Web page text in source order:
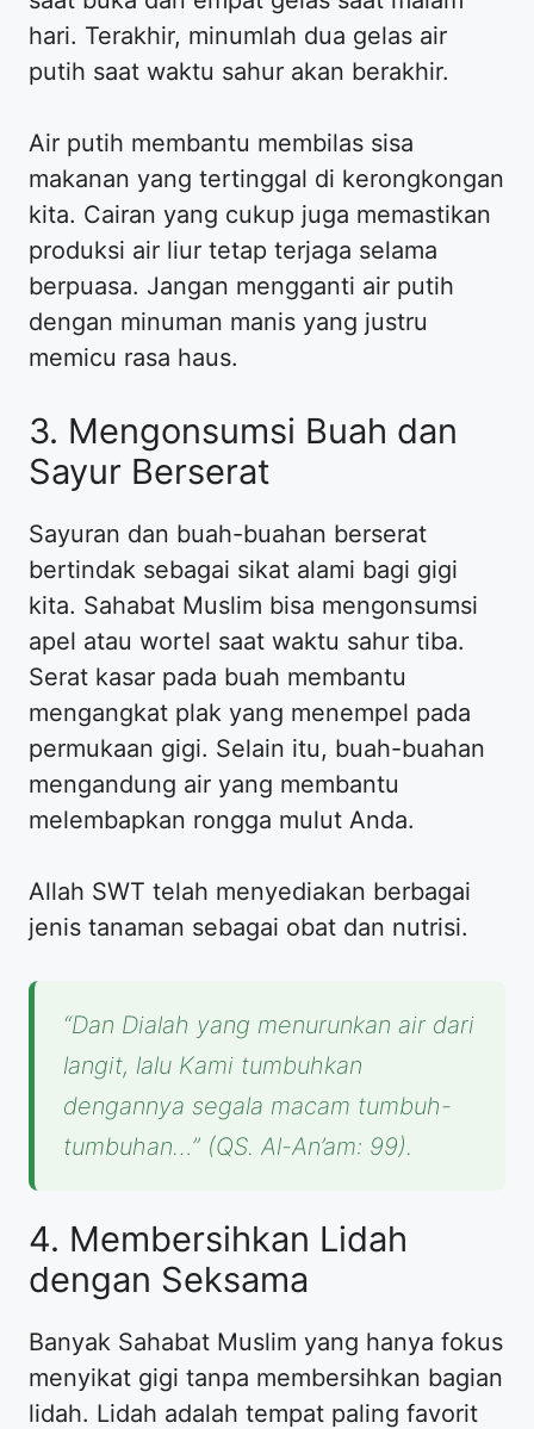
hari. Terakhir, minumlah dua gelas air
putih saat waktu sahur akan berakhir.
Air putih membantu membilas sisa
makanan yang tertinggal di kerongkongan
kita. Cairan yang cukup juga memastikan
produksi air liur tetap terjaga selama
berpuasa. Jangan mengganti air putih
dengan minuman manis yang justru
memicu rasa haus.
3. Mengonsumsi Buah dan
Sayur Berserat
Sayuran dan buah-buahan berserat
bertindak sebagai sikat alami bagi gigi
kita. Sahabat Muslim bisa mengonsumsi
apel atau wortel saat waktu sahur tiba.
Serat kasar pada buah membantu
mengangkat plak yang menempel pada
permukaan gigi. Selain itu, buah-buahan
mengandung air yang membantu
melembapkan rongga mulut Anda.
Allah SWT telah menyediakan berbagai
jenis tanaman sebagai obat dan nutrisi.
“Dan Dialah yang menurunkan air dari
langit, lalu Kami tumbuhkan
dengannya segala macam tumbuh-
tumbuhan…” (QS. Al-An’am: 99).
4. Membersihkan Lidah
dengan Seksama
Banyak Sahabat Muslim yang hanya fokus
menyikat gigi tanpa membersihkan bagian
lidah. Lidah adalah tempat paling favorit